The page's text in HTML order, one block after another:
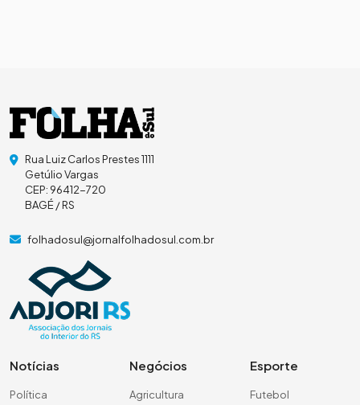
Rua Luiz Carlos Prestes 1111
Getúlio Vargas
CEP: 96412-720
BAGÉ / RS
folhadosul@jornalfolhadosul.com.br
Notícias
Política
Negócios
Agricultura
Esporte
Futebol